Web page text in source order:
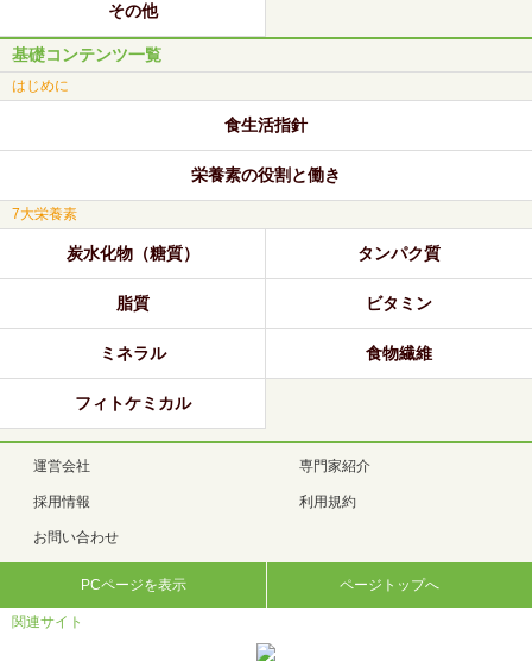
その他
基礎コンテンツ一覧
はじめに
食生活指針
栄養素の役割と働き
7大栄養素
炭水化物（糖質） タンパク質
脂質 ビタミン
ミネラル 食物繊維
フィトケミカル
運営会社 専門家紹介
採用情報 利用規約
お問い合わせ
PCページを表示 ページトップへ
関連サイト